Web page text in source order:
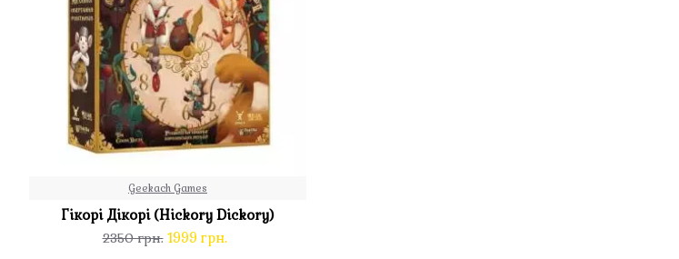
Geekach Games
Гікорі Дікорі (Hickory Dickory)
2350 грн. 1999 грн.